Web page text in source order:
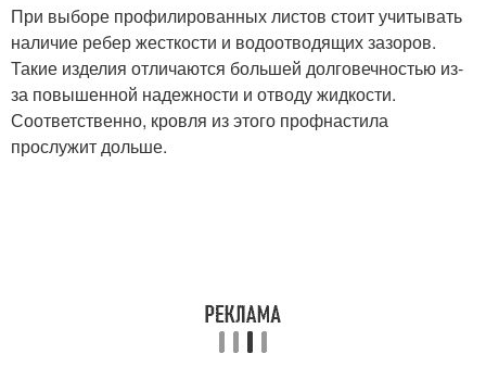
При выборе профилированных листов стоит учитывать
наличие ребер жесткости и водоотводящих зазоров.
Такие изделия отличаются большей долговечностью из-
за повышенной надежности и отводу жидкости.
Соответственно, кровля из этого профнастила
прослужит дольше.